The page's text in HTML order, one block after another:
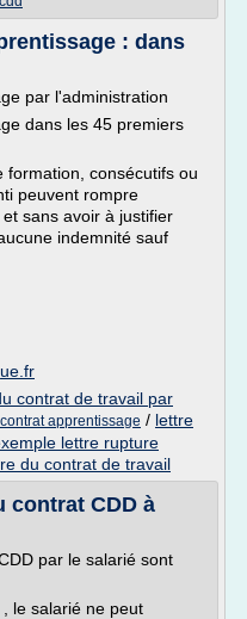
: dans
par l'administration
dans les 45 premiers
formation, consécutifs ou
peuvent rompre
sans avoir à justifier
indemnité sauf
contrat de travail par
apprentissage / lettre
lettre rupture
du contrat de travail
contrat CDD à
par le salarié sont
le salarié ne peut